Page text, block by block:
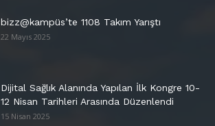
bizz@kampüs’te 1108 Takım Yarıştı
22 Mayıs 2025
Dijital Sağlık Alanında Yapılan İlk Kongre 10-
12 Nisan Tarihleri Arasında Düzenlendi
15 Nisan 2025